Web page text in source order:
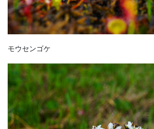
モウセンゴケ